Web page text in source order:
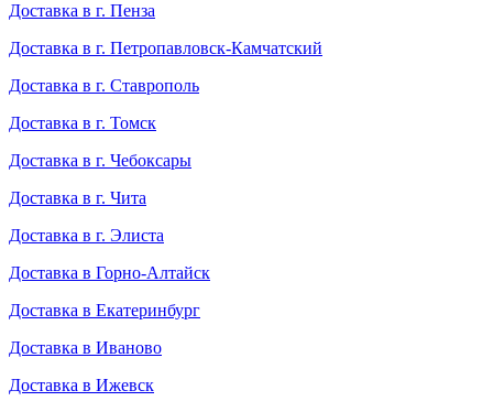
Доставка в г. Пенза
Доставка в г. Петропавловск-Камчатский
Доставка в г. Ставрополь
Доставка в г. Томск
Доставка в г. Чебоксары
Доставка в г. Чита
Доставка в г. Элиста
Доставка в Горно-Алтайск
Доставка в Екатеринбург
Доставка в Иваново
Доставка в Ижевск